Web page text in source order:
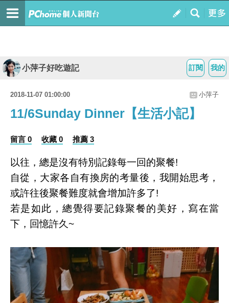
我的
訂閱
小萍子好吃遊記
2018-11-07 01:00:00 小萍子
11/6Sunday Dinner【生活小記】
留言 0 收藏 0 推薦 3
以往，總是沒有特別記錄每一回的聚餐!
自從，大家各自有換房的考量後，我開始思考，
或許往後聚餐難度就會增加許多了!
若是如此，總覺得要記錄聚餐的美好，寫在當
下，回憶許久~